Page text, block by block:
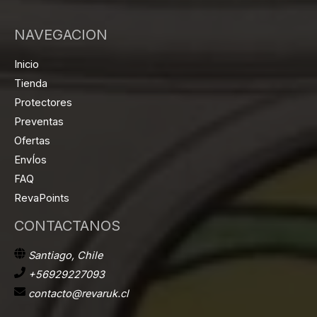
NAVEGACION
Inicio
Tienda
Protectores
Preventas
Ofertas
EnvÍos
FAQ
RevaPoints
CONTACTANOS
Santiago, Chile
+56929227093
contacto@revaruk.cl